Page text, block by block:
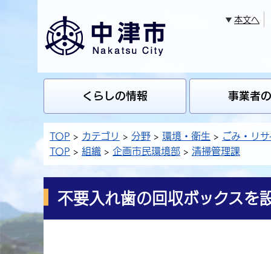
本文へ
くらしの情報 事業者
TOP カテゴリ 分野 環境・衛生
ごみ・リサ
TOP
組織 企画市民環境部 清掃管理課
不要入れ歯の回収ボックスを